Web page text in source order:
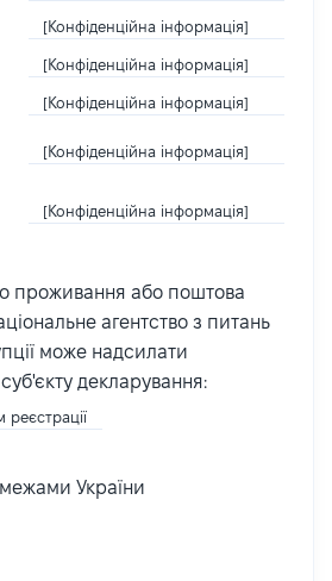
[Конфіденційна інформація]
[Конфіденційна інформація]
[Конфіденційна інформація]
[Конфіденційна інформація]
[Конфіденційна інформація]
проживання або поштова
агентство з питань
може надсилати
декларування:
реєстрації
межами України